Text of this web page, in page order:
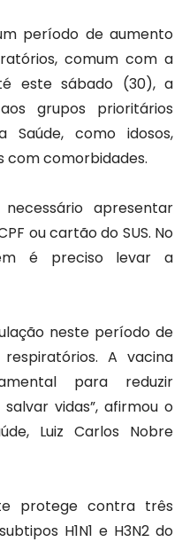
período de aumento
comum com a
este sábado (30), a
grupos prioritários
Saúde, como idosos,
com comorbidades.
apresentar
ou cartão do SUS. No
é preciso levar a
neste período de
A vacina
para reduzir
vidas”, afirmou o
Luiz Carlos Nobre
protege contra três
H1N1 e H3N2 do